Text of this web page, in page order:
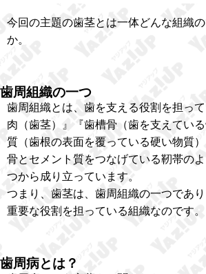
今回の主題の歯茎とは一体どんな組織
か。
歯周組織の一つ
歯周組織とは、歯を支える役割を担っ
肉（歯茎）』『歯槽骨（歯を支えてい
質（歯根の表面を覆っている硬い物質
骨とセメント質をつなげている靭帯の
つから成り立っています。
つまり、歯茎は、歯周組織の一つであ
重要な役割を担っている組織なのです。
歯周病とは？